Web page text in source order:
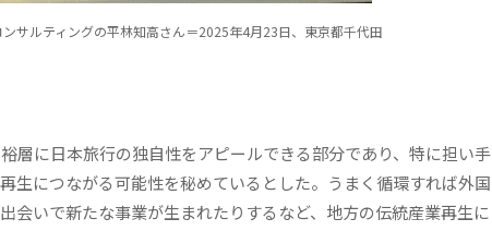
サルティングの平林知高さん＝2025年4月23日、東京都千代田
に日本旅行の独自性をアピールできる部分であり、特に担い手
生につながる可能性を秘めているとした。うまく循環すれば外国
会いで新たな事業が生まれたりするなど、地方の伝統産業再生に